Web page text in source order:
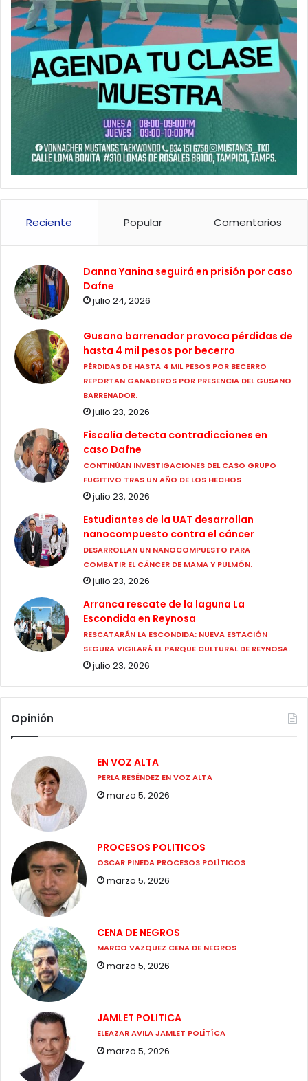
Reciente Popular Comentarios
Danna Yanina seguirá en prisión por caso
Dafne
julio 24, 2026
Gusano barrenador provoca pérdidas de
hasta 4 mil pesos por becerro
PÉRDIDAS DE HASTA 4 MIL PESOS POR BECERRO
REPORTAN GANADEROS POR PRESENCIA DEL GUSANO
BARRENADOR.
julio 23, 2026
Fiscalía detecta contradicciones en
caso Dafne
CONTINÚAN INVESTIGACIONES DEL CASO GRUPO
FUGITIVO TRAS UN AÑO DE LOS HECHOS
julio 23, 2026
Estudiantes de la UAT desarrollan
nanocompuesto contra el cáncer
DESARROLLAN UN NANOCOMPUESTO PARA
COMBATIR EL CÁNCER DE MAMA Y PULMÓN.
julio 23, 2026
Arranca rescate de la laguna La
Escondida en Reynosa
RESCATARÁN LA ESCONDIDA: NUEVA ESTACIÓN
SEGURA VIGILARÁ EL PARQUE CULTURAL DE REYNOSA.
julio 23, 2026
Opinión
EN VOZ ALTA
PERLA RESÉNDEZ EN VOZ ALTA
marzo 5, 2026
PROCESOS POLITICOS
OSCAR PINEDA PROCESOS POLÍTICOS
marzo 5, 2026
CENA DE NEGROS
MARCO VAZQUEZ CENA DE NEGROS
marzo 5, 2026
JAMLET POLITICA
ELEAZAR AVILA JAMLET POLÍTÍCA
marzo 5, 2026